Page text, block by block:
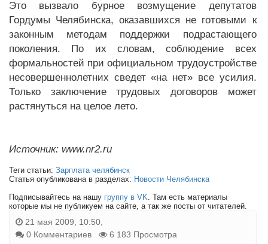
Это вызвало бурное возмущение депутатов
Гордумы Челябинска, оказавшихся не готовыми к
законным методам поддержки подрастающего
поколения. По их словам, соблюдение всех
формальностей при официальном трудоустройстве
несовершеннолетних сведет «на нет» все усилия.
Только заключение трудовых договоров может
растянуться на целое лето.
Источник: www.nr2.ru
Теги статьи: Зарплата челябинск
Статья опубликована в разделах: Новости Челябинска
Подписывайтесь на нашу группу в VK. Там есть материалы
которые мы не публикуем на сайте, а так же посты от читателей.
21 мая 2009, 10:50,
0 Комментариев
6 183 Просмотра